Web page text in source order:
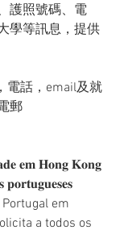
護照號碼、電
學等訊息，提供
電話，email及就
郵
𝐞𝐦 𝐇𝐨𝐧𝐠 𝐊𝐨𝐧𝐠
𝐩𝐨𝐫𝐭𝐮𝐠𝐮𝐞𝐬𝐞𝐬
em
a todos os